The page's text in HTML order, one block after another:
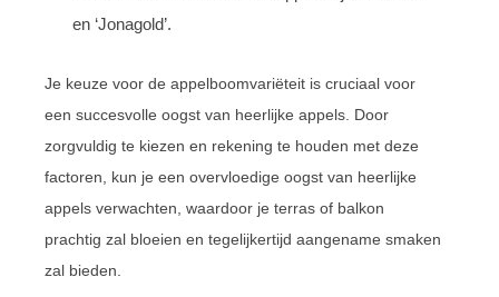
en ‘Jonagold’.
Je keuze voor de appelboomvariëteit is cruciaal voor
een succesvolle oogst van heerlijke appels. Door
zorgvuldig te kiezen en rekening te houden met deze
factoren, kun je een overvloedige oogst van heerlijke
appels verwachten, waardoor je terras of balkon
prachtig zal bloeien en tegelijkertijd aangename smaken
zal bieden.